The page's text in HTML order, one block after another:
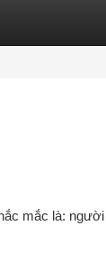
mắc là: